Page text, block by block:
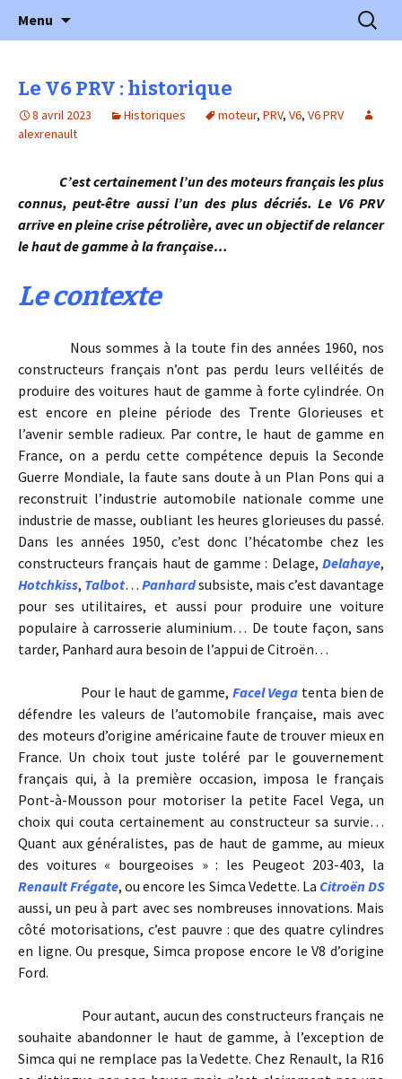
l'Automobile Ancienne
l'automobile ancienne : articles, historiques
…
Menu
Le V6 PRV : historique
8 avril 2023 Historiques moteur, PRV, V6, V6 PRV
alexrenault
C’est certainement l’un des moteurs français les plus
connus, peut-être aussi l’un des plus décriés. Le V6 PRV
arrive en pleine crise pétrolière, avec un objectif de relancer
le haut de gamme à la française…
Le contexte
Nous sommes à la toute fin des années 1960, nos
constructeurs français n’ont pas perdu leurs velléités de
produire des voitures haut de gamme à forte cylindrée. On
est encore en pleine période des Trente Glorieuses et
l’avenir semble radieux. Par contre, le haut de gamme en
France, on a perdu cette compétence depuis la Seconde
Guerre Mondiale, la faute sans doute à un Plan Pons qui a
reconstruit l’industrie automobile nationale comme une
industrie de masse, oubliant les heures glorieuses du passé.
Dans les années 1950, c’est donc l’hécatombe chez les
constructeurs français haut de gamme : Delage, Delahaye,
Hotchkiss, Talbot… Panhardsubsiste, mais c’est davantage
pour ses utilitaires, et aussi pour produire une voiture
populaire à carrosserie aluminium… De toute façon, sans
tarder, Panhard aura besoin de l’appui de Citroën…
Pour le haut de gamme, Facel Vega tenta bien de
défendre les valeurs de l’automobile française, mais avec
des moteurs d’origine américaine faute de trouver mieux en
France. Un choix tout juste toléré par le gouvernement
français qui, à la première occasion, imposa le français
Pont-à-Mousson pour motoriser la petite Facel Vega, un
choix qui couta certainement au constructeur sa survie…
Quant aux généralistes, pas de haut de gamme, au mieux
des voitures « bourgeoises » : les Peugeot 203-403, la
Renault Frégate, ou encore les Simca Vedette. La Citroën DS
aussi, un peu à part avec ses nombreuses innovations. Mais
côté motorisations, c’est pauvre : que des quatre cylindres
en ligne. Ou presque, Simca propose encore le V8 d’origine
Ford.
Pour autant, aucun des constructeurs français ne
souhaite abandonner le haut de gamme, à l’exception de
Simca qui ne remplace pas la Vedette. Chez Renault, la R16